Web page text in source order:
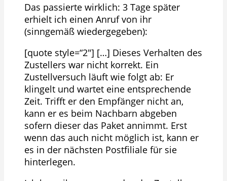
Das passierte wirklich: 3 Tage später
erhielt ich einen Anruf von ihr
(sinngemäß wiedergegeben):
[quote style=“2″] […] Dieses Verhalten des
Zustellers war nicht korrekt. Ein
Zustellversuch läuft wie folgt ab: Er
klingelt und wartet eine entsprechende
Zeit. Trifft er den Empfänger nicht an,
kann er es beim Nachbarn abgeben
sofern dieser das Paket annimmt. Erst
wenn das auch nicht möglich ist, kann er
es in der nächsten Postfiliale für sie
hinterlegen.